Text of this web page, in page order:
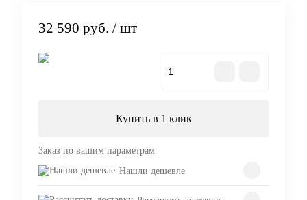
32 590 руб. / шт
Купить в 1 клик
Заказ по вашим параметрам
Нашли дешевле